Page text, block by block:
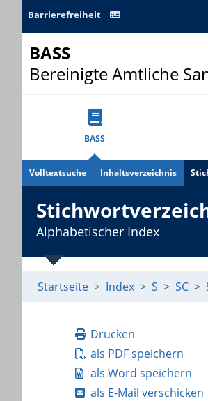
Barrierefreiheit
BASS
Bereinigte Amtliche
BASS
Volltextsuche Inhaltsverzeichnis
Alphabetischer Index
Startseite Index S SC
Drucken
als PDF speichern
als Word speichern
als E-Mail verschicken